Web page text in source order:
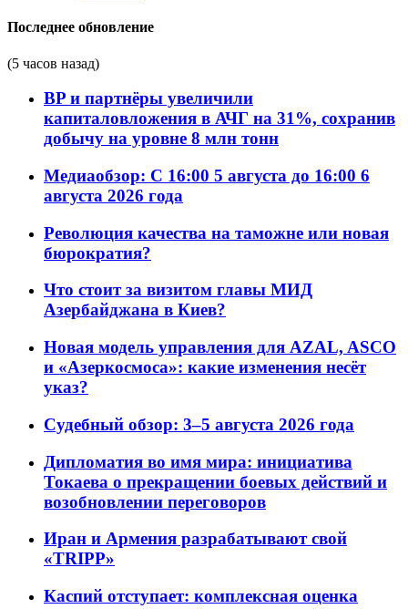
Последнее обновление
(5 часов назад)
BP и партнёры увеличили
капиталовложения в АЧГ на 31%, сохранив
добычу на уровне 8 млн тонн
Медиаобзор: С 16:00 5 августа до 16:00 6
августа 2026 года
Революция качества на таможне или новая
бюрократия?
Что стоит за визитом главы МИД
Азербайджана в Киев?
Новая модель управления для AZAL, ASCO
и «Азеркосмоса»: какие изменения несёт
указ?
Судебный обзор: 3–5 августа 2026 года
Дипломатия во имя мира: инициатива
Токаева о прекращении боевых действий и
возобновлении переговоров
Иран и Армения разрабатывают свой
«TRIPP»
Каспий отступает: комплексная оценка